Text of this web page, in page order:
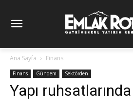
Ana Sayfa Finans
Finans Gündem Sektörden
Yapı